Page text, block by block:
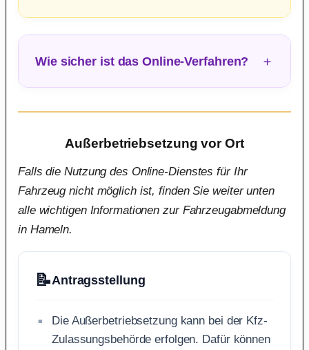
Wie sicher ist das Online-Verfahren?
Außerbetriebsetzung vor Ort
Falls die Nutzung des Online-Dienstes für Ihr
Fahrzeug nicht möglich ist, finden Sie weiter unten
alle wichtigen Informationen zur Fahrzeugabmeldung
in Hameln.
📝Antragsstellung
Die Außerbetriebsetzung kann bei der Kfz-
Zulassungsbehörde erfolgen. Dafür können